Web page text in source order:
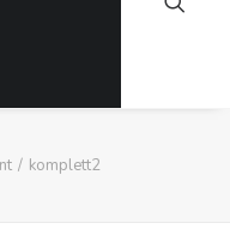
komplett2